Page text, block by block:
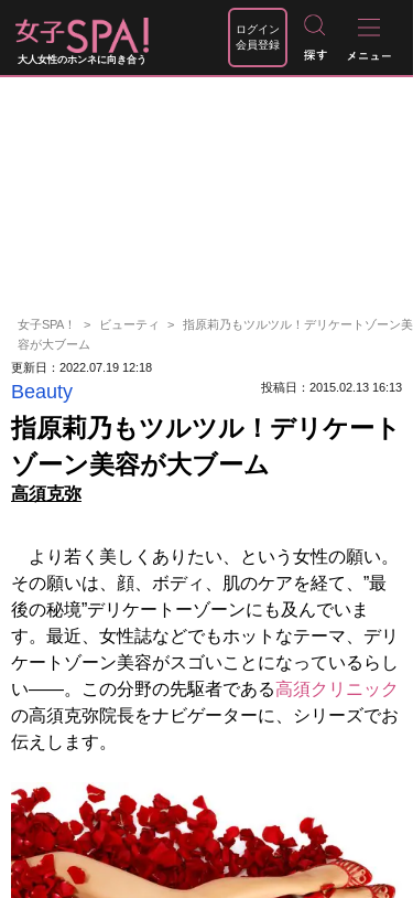
大人女性のホンネに向き合う
ログイン
会員登録
女子SPA！ ビューティ
指原莉乃もツルツル！デリケートゾーン美
容が大ブーム
更新日：2022.07.19 12:18
Beauty 投稿日：2015.02.13 16:13
指原莉乃もツルツル！デリケート
ゾーン美容が大ブーム
高須克弥
より若く美しくありたい、という女性の願い。
その願いは、顔、ボディ、肌のケアを経て、”最
後の秘境”デリケートーゾーンにも及んでいま
す。最近、女性誌などでもホットなテーマ、デリ
ケートゾーン美容がスゴいことになっているらし
い――。この分野の先駆者である高須クリニック
の高須克弥院長をナビゲーターに、シリーズでお
伝えします。